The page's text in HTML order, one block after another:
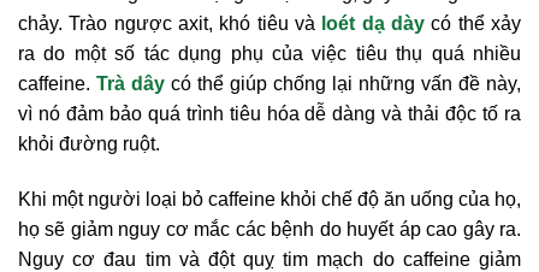
chảy. Trào ngược axit, khó tiêu và loét dạ dày có thể xảy
ra do một số tác dụng phụ của việc tiêu thụ quá nhiều
caffeine. Trà dây có thể giúp chống lại những vấn đề này,
vì nó đảm bảo quá trình tiêu hóa dễ dàng và thải độc tố ra
khỏi đường ruột.
Khi một người loại bỏ caffeine khỏi chế độ ăn uống của họ,
họ sẽ giảm nguy cơ mắc các bệnh do huyết áp cao gây ra.
Nguy cơ đau tim và đột quỵ tim mạch do caffeine giảm